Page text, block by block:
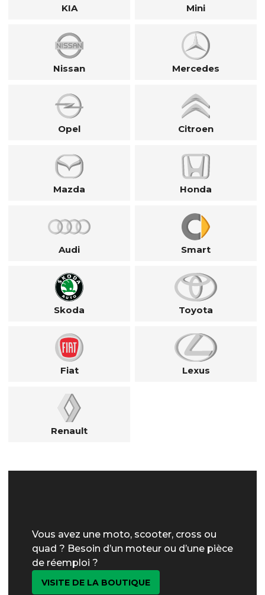
KIA Mini
Nissan Mercedes
Opel Citroen
Mazda Honda
Audi Smart
Skoda Toyota
Fiat Lexus
Renault
Vous avez une moto, scooter, cross ou
quad ? Besoin d’un moteur ou d’une pièce
de réemploi ?
VISITE DE LA BOUTIQUE